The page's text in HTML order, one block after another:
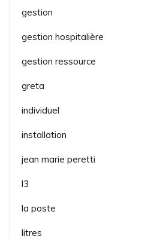
gestion
gestion hospitalière
gestion ressource
greta
individuel
installation
jean marie peretti
l3
la poste
litres